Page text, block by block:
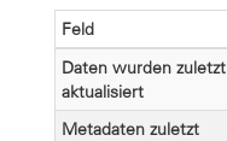
Feld
Daten wurden zuletzt
aktualisiert
Metadaten zuletzt